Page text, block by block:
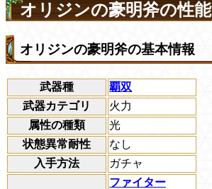
オリジンの豪明斧の性能
オリジンの豪明斧の基本情報
武器種
覇双
武器カテゴリ
火力
属性の種類
光
状態異常耐性
なし
入手方法
ガチャ
ファイター